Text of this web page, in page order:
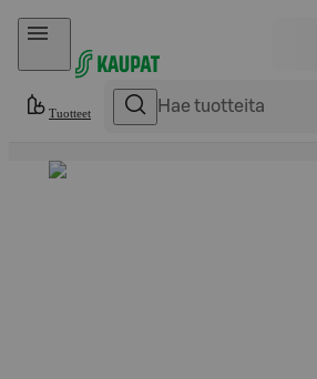
Hyppää sisältöön
Tuotteet